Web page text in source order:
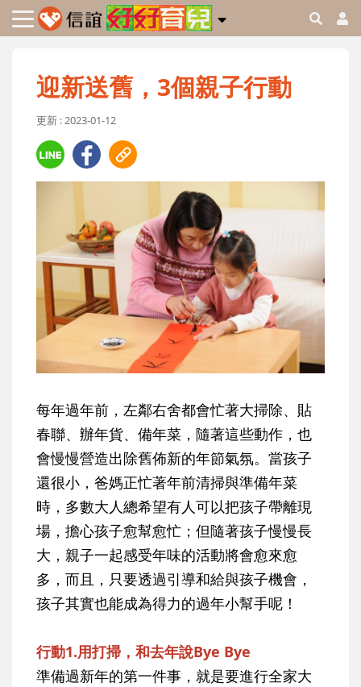
迎新送舊，3個親子行動
更新 : 2023-01-12
每年過年前，左鄰右舍都會忙著大掃除、貼
春聯、辦年貨、備年菜，隨著這些動作，也
會慢慢營造出除舊佈新的年節氣氛。當孩子
還很小，爸媽正忙著年前清掃與準備年菜
時，多數大人總希望有人可以把孩子帶離現
場，擔心孩子愈幫愈忙；但隨著孩子慢慢長
大，親子一起感受年味的活動將會愈來愈
多，而且，只要透過引導和給與孩子機會，
孩子其實也能成為得力的過年小幫手呢！
行動1.用打掃，和去年說Bye Bye
準備過新年的第一件事，就是要進行全家大